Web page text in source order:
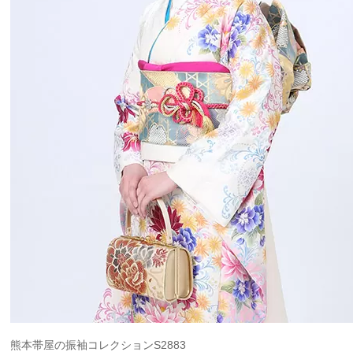
熊本帯屋の振袖コレクションS2883